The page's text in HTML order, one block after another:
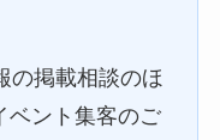
の掲載相談のほ
ベント集客のご